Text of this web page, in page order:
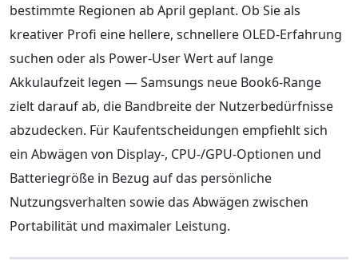
bestimmte Regionen ab April geplant. Ob Sie als
kreativer Profi eine hellere, schnellere OLED-Erfahrung
suchen oder als Power-User Wert auf lange
Akkulaufzeit legen — Samsungs neue Book6-Range
zielt darauf ab, die Bandbreite der Nutzerbedürfnisse
abzudecken. Für Kaufentscheidungen empfiehlt sich
ein Abwägen von Display-, CPU-/GPU-Optionen und
Batteriegröße in Bezug auf das persönliche
Nutzungsverhalten sowie das Abwägen zwischen
Portabilität und maximaler Leistung.